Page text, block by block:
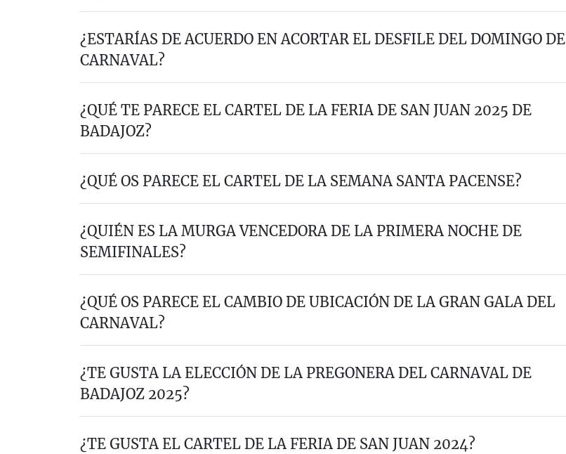
¿ESTARÍAS DE ACUERDO EN ACORTAR EL DESFILE DEL DOMINGO DE
CARNAVAL?
¿QUÉ TE PARECE EL CARTEL DE LA FERIA DE SAN JUAN 2025 DE
BADAJOZ?
¿QUÉ OS PARECE EL CARTEL DE LA SEMANA SANTA PACENSE?
¿QUIÉN ES LA MURGA VENCEDORA DE LA PRIMERA NOCHE DE
SEMIFINALES?
¿QUÉ OS PARECE EL CAMBIO DE UBICACIÓN DE LA GRAN GALA DEL
CARNAVAL?
¿TE GUSTA LA ELECCIÓN DE LA PREGONERA DEL CARNAVAL DE
BADAJOZ 2025?
¿TE GUSTA EL CARTEL DE LA FERIA DE SAN JUAN 2024?